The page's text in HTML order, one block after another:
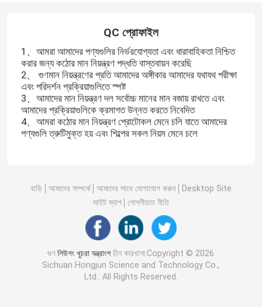
QC প্রোফাইল
1、আমরা আমাদের পণ্যগুলির নির্ভরযোগ্যতা এবং ধারাবাহিকতা নিশ্চিত
করার জন্য কঠোর মান নিয়ন্ত্রণ পদ্ধতি বাস্তবায়ন করেছি
2、 গুণমান নিয়ন্ত্রণের প্রতি আমাদের অঙ্গীকার আমাদের যথাযথ পরীক্ষা
এবং পরিদর্শন প্রক্রিয়াগুলিতে স্পষ্ট
3、আমাদের মান নিয়ন্ত্রণ দল সর্বোচ্চ মানের মান বজায় রাখতে এবং
আমাদের প্রক্রিয়াগুলিকে ক্রমাগত উন্নত করতে নিবেদিত
4、আমরা কঠোর মান নিয়ন্ত্রণ প্রোটোকল মেনে চলি যাতে আমাদের
পণ্যগুলি ত্রুটিমুক্ত হয় এবং শিল্পের সকল নিয়ম মেনে চলে
বাড়ি আমাদের সম্পর্কে আমাদের সাথে যোগাযোগ করুন
Desktop Site
সাইট ম্যাপ
গোপনীয়তা নীতি
গুণলিউগং খুচরা যন্ত্রাংশচীন কারখানা.Copyright © 2026
Sichuan Hongjun Science and Technology Co.,
Ltd.. All Rights Reserved.